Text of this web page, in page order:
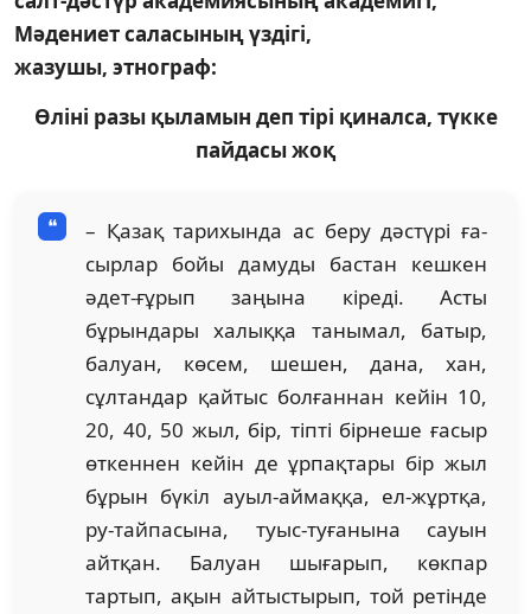
Мәдениет саласының үздігі,
жазушы, этнограф:
Өліні разы қыламын деп тірі қиналса, түкке
пайдасы жоқ
– Қазақ тарихында ас беру дәстүрі ға­
сыр­лар бойы дамуды бастан кешкен
әдет-ғұрып заңына кіреді. Асты
бұрындары халыққа та­­­нымал, батыр,
балуан, көсем, шешен, дана, хан,
сұлтандар қайтыс болғаннан кейін 10,
20, 40, 50 жыл, бір, тіпті бірнеше ғасыр
өткен­нен кейін де ұрпақтары бір жыл
бұрын бүкіл ауыл-аймаққа, ел-жұртқа,
ру-тайпасына, туыс-туғанына сауын
айтқан. Балуан шығарып, көкпар
тартып, ақын айтыстырып, той ретінде